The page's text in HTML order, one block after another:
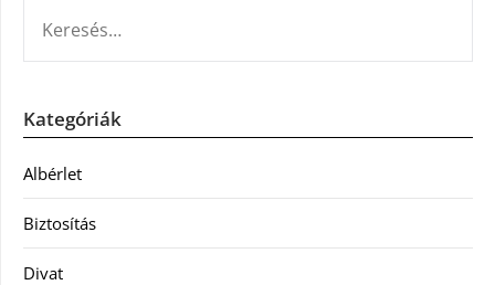
Kategóriák
Albérlet
Biztosítás
Divat